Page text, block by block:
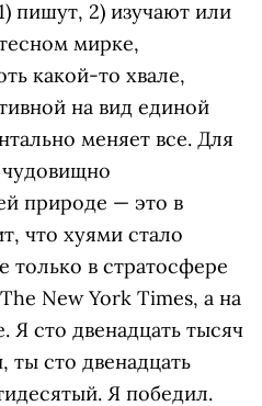
пишут, 2) изучают или
мирке,
какой-то хвале,
на вид единой
меняет все. Для
природе — это в
что хуями стало
только в стратосфере
New York Times, а на
сто двенадцать тысяч
ты сто двенадцать
Я победил.